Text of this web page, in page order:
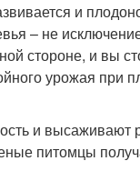
и
– не
стороне, и вы
урожая при
и высаживают
питомцы